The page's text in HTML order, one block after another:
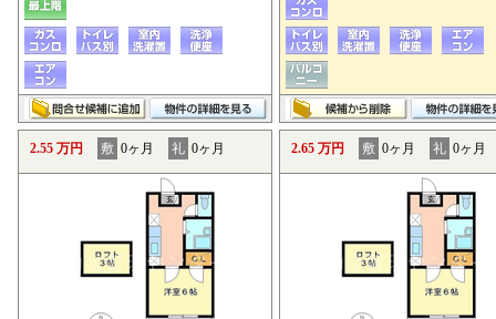
2.55 万円 敷 0ヶ月 礼 0ヶ月 2.65 万円 敷 0ヶ月 礼 0ヶ月